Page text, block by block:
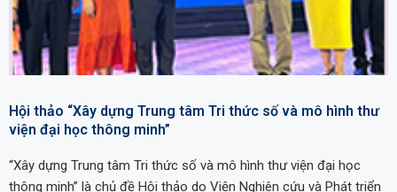
Hội thảo “Xây dựng Trung tâm Tri thức số và mô hình thư
viện đại học thông minh”
“Xây dựng Trung tâm Tri thức số và mô hình thư viện đại học
thông minh” là chủ đề Hội thảo do Viện Nghiên cứu và Phát triển